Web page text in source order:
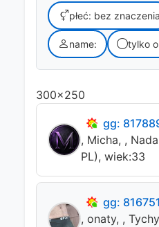
płeć: bez znaczenia
name: tylko
300x250
gg:
, Micha, ,
PL), wiek:33
gg:
, onaty, ,